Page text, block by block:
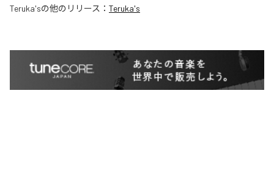
Teruka'sの他のリリース： Teruka's